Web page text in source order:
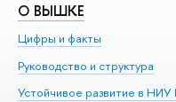
О ВЫШКЕ
Цифры и факты
Руководство и структура
Устойчивое развитие в